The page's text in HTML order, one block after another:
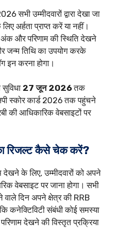
सभी उम्मीदवारों द्वारा देखा जा
अर्हता प्राप्त करें या नहीं।
अंक और परिणाम की स्थिति देखने
जन्म तिथि का उपयोग करके
इन करना होगा।
27 जून 2026तक
स्कोर कार्ड 2026 तक पहुंचने
की आधिकारिक वेबसाइटों पर
रिजल्ट कैसे चेक करें?
के लिए, उम्मीदवारों को अपने
वेबसाइट पर जाना होगा। सभी
वाले दिन अपने क्षेत्र की RRB
कनेक्टिविटी संबंधी कोई समस्या
देखने की विस्तृत प्रक्रिया